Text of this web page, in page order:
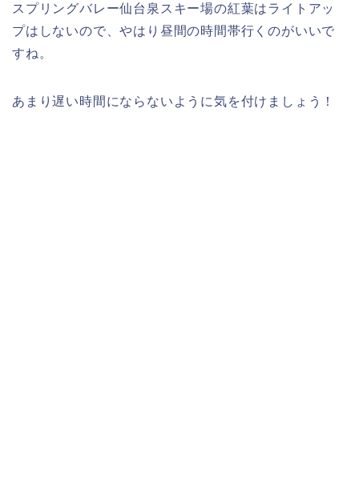
スプリングバレー仙台泉スキー場の紅葉はライトアッ
プはしないので、やはり昼間の時間帯行くのがいいで
すね。
あまり遅い時間にならないように気を付けましょう！